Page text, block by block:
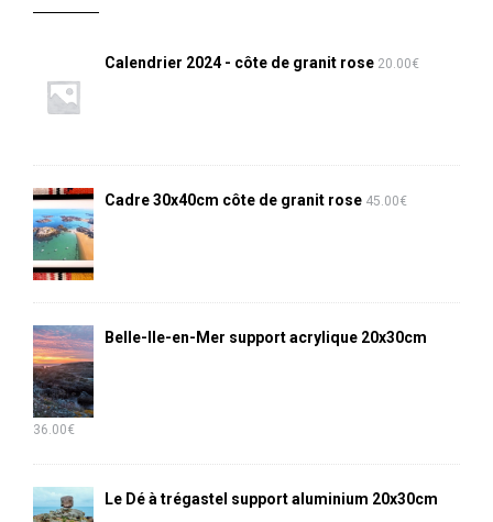
Calendrier 2024 - côte de granit rose 20.00€
Cadre 30x40cm côte de granit rose 45.00€
Belle-Ile-en-Mer support acrylique 20x30cm
36.00€
Le Dé à trégastel support aluminium 20x30cm